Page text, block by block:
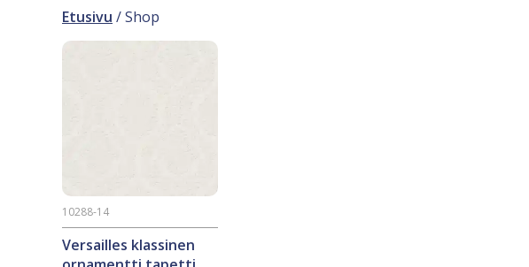
Etusivu / Shop
Versailles klassinen
10288-14